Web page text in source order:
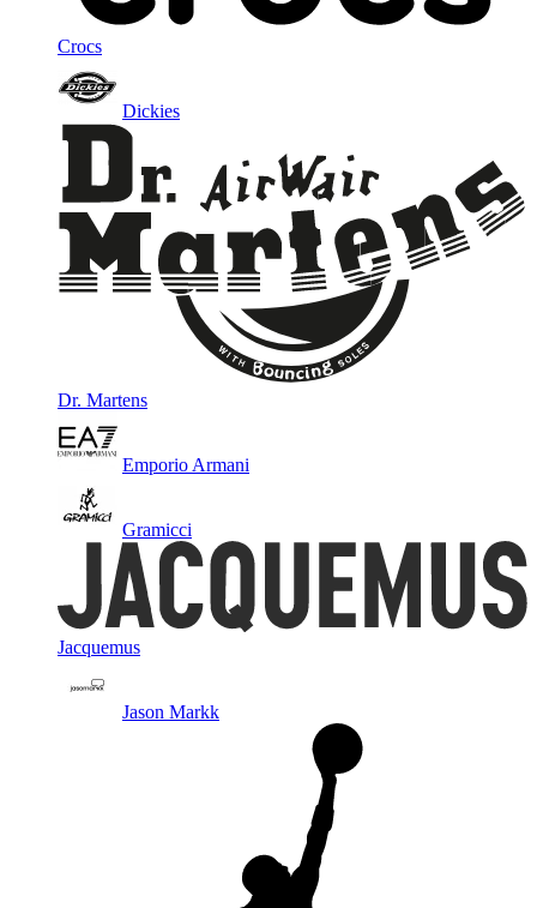
Crocs
Dickies
Dr. Martens
Emporio Armani
Gramicci
Jacquemus
Jason Markk